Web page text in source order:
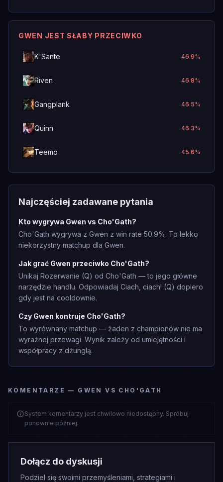
GWEN JEST SŁABY PRZECIWKO
K'Sante 46.9%
Riven 46.8%
Gangplank 46.5%
Quinn 46.3%
Teemo 45.6%
Najczęściej zadawane pytania
Kto wygrywa Gwen vs Cho'Gath?
Cho'Gath wygrywa z Gwen z win rate 50.9%. To lekko
niekorzystny matchup dla Gwen.
Jak grać Gwen przeciwko Cho'Gath?
Unikaj Rozerwanie (Q) od Cho'Gath — to jego główne
narzędzie handlu. Odpowiadaj Ciach, ciach! (Q) dopiero
gdy jest na cooldownie.
Czy Gwen kontruje Cho'Gath?
To wyrównany matchup — żaden z championów nie ma
wyraźnej przewagi. Wynik zależy od umiejętności i
współpracy z dżunglą.
KOMENTARZE — GWEN VS CHO'GATH
System komentarzy jest chwilowo niedostępny. Spróbuj
ponownie później.
Dołącz do dyskusji
Podziel się swoimi przemyśleniami, strategiami i